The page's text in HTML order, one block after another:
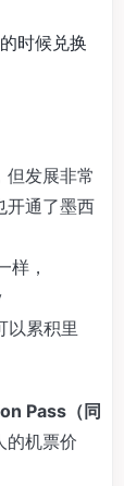
时候兑换
发展非常
开通了墨西
样，
以累积里
Pass（同
的机票价